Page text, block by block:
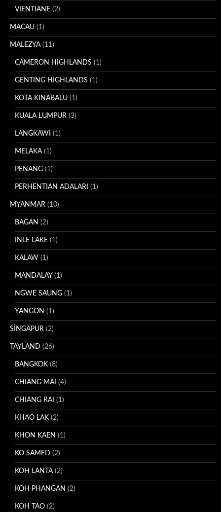
VIENTIANE (2)
MACAU (1)
MALEZYA(11)
CAMERON HIGHLANDS (1)
GENTING HIGHLANDS (1)
KOTA KINABALU (1)
KUALA LUMPUR (3)
LANGKAWI (1)
MELAKA(1)
PENANG (1)
PERHENTIAN ADALARI (1)
MYANMAR (10)
BAGAN (2)
INLE LAKE (1)
KALAW (1)
MANDALAY (1)
NGWE SAUNG (1)
YANGON (1)
SİNGAPUR (2)
TAYLAND (26)
BANGKOK (8)
CHIANG MAI (4)
CHIANG RAI (1)
KHAO LAK (2)
KHON KAEN (1)
KO SAMED (2)
KOH LANTA(2)
KOH PHANGAN (2)
KOH TAO (2)